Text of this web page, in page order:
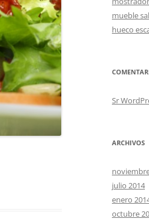
COCINA
COPAS Y CUBIERTOS
FLORES
MAR
PAISAJES
PIEDRAS
mueble
hueco
Sr
ARCHIVOS
julio 2014
enero
octubre